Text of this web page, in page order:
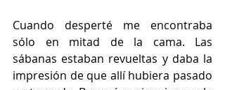
Cuando desperté me encontraba
sólo en mitad de la cama. Las
sábanas estaban revueltas y daba la
impresión de que allí hubiera pasado